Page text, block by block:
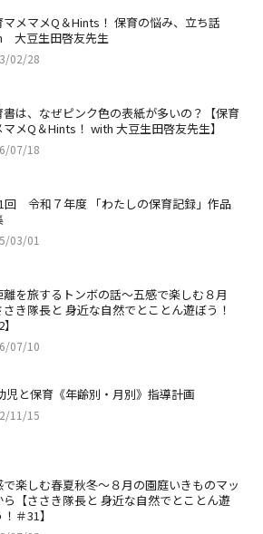
マメマメQ＆Hints！ 保育の悩み、立ち話
大豆生田啓友先生
02/28
書は、なぜピンク色の表紙が多いの？【保育
マメQ＆Hints！ with 大豆生田啓友先生】
07/18
回 令和７年度 「わたしの保育記録」作品
03/01
離を旅するトンボの話～五感で楽しむ８月
さき隊長と 身近な自然でとことん遊ぼう！
07/10
児と保育《年齢別・月別》指導計画
11/15
で楽しむ春夏秋冬～８月の園庭いきものマッ
ら【ささき隊長と 身近な自然でとことん遊
＃31】